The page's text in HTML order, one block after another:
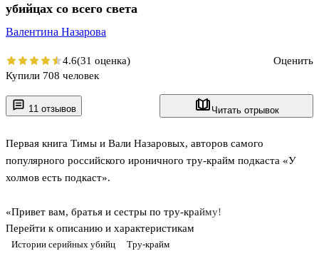
11 отзывов Читать отрывок
Истории серийных убийц Тру-крайм
Первая книга Тимы и Вали Назаровых, авторов самого
популярного российского ироничного тру-крайм подкаста «У
холмов есть подкаст».
«Привет вам, братья и сестры по тру-крайму!
Перед вами результат кропотливого изучения материалов, на что
способны только настоящие фанаты тру-крайма. Это вовсе не
Перейти к описанию и характеристикам
убийцах со всего света
Валентина Назарова
4.6(31 оценка)
Оценить
Купили 708 человек